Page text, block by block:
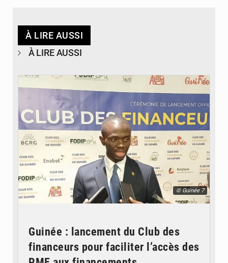
À LIRE AUSSI
À LIRE AUSSI
© Guinée 7
Guinée : lancement du Club des
financeurs pour faciliter l’accès des